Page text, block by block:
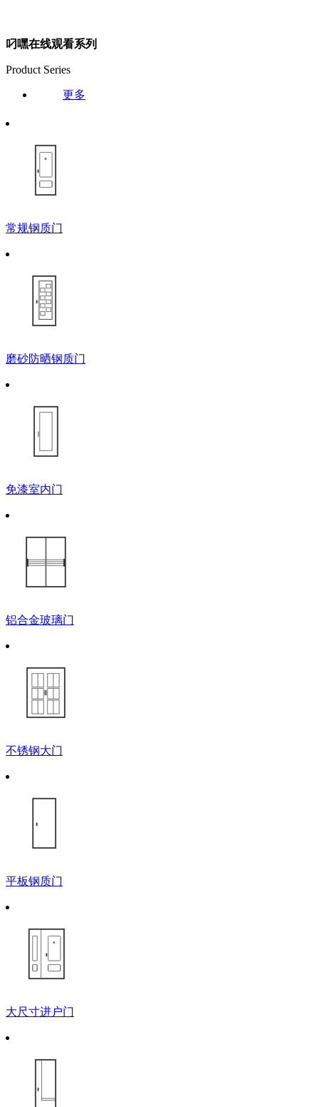
叼嘿在线观看系列
Product Series
更多
常规钢质门
磨砂防晒钢质门
免漆室内门
铝合金玻璃门
不锈钢大门
平板钢质门
大尺寸进户门